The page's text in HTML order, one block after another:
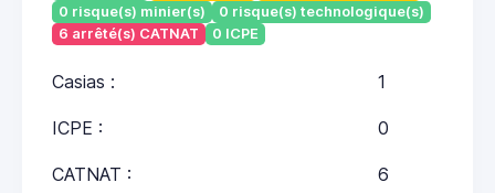
0 risque(s) minier(s)
0 risque(s) technologique(s)
6 arrêté(s) CATNAT
0 ICPE
Casias : 1
ICPE : 0
CATNAT : 6